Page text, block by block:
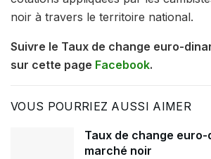
noir à travers le territoire national.
Suivre le Taux de change euro-
sur cette page Facebook.
VOUS POURRIEZ AUSSI AIMER
Taux de change
marché noir